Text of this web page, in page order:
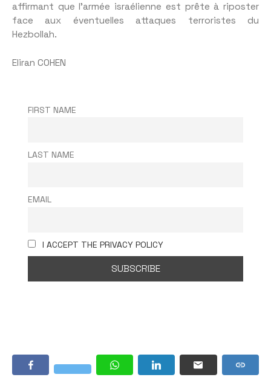
affirmant que l’armée israélienne est prête à riposter
face aux éventuelles attaques terroristes du
Hezbollah.
Eliran COHEN
FIRST NAME
LAST NAME
EMAIL
I ACCEPT THE PRIVACY POLICY